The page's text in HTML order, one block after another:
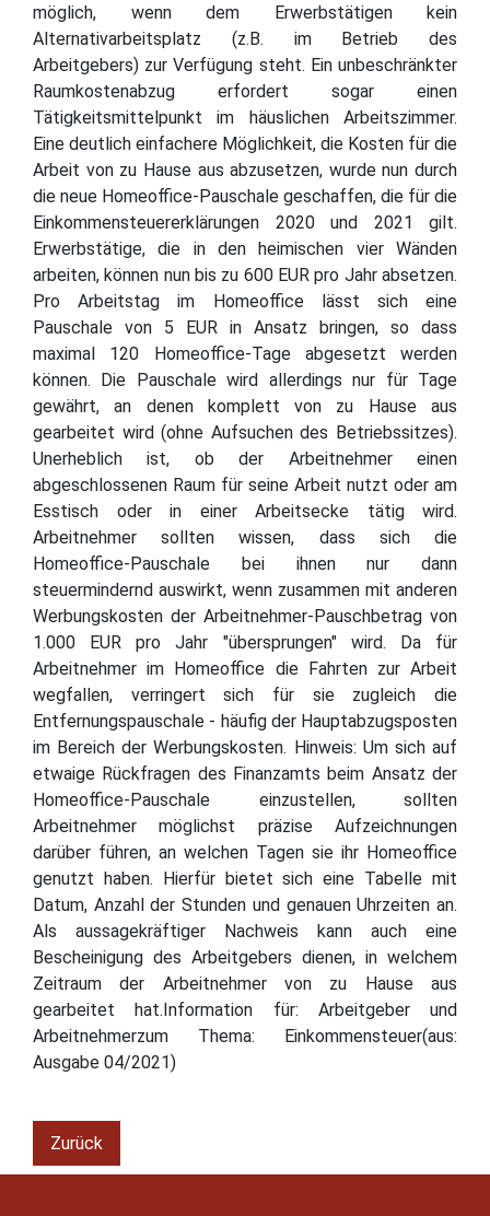
möglich, wenn dem Erwerbstätigen kein
Alternativarbeitsplatz (z.B. im Betrieb des
Arbeitgebers) zur Verfügung steht. Ein unbeschränkter
Raumkostenabzug erfordert sogar einen
Tätigkeitsmittelpunkt im häuslichen Arbeitszimmer.
Eine deutlich einfachere Möglichkeit, die Kosten für die
Arbeit von zu Hause aus abzusetzen, wurde nun durch
die neue Homeoffice-Pauschale geschaffen, die für die
Einkommensteuererklärungen 2020 und 2021 gilt.
Erwerbstätige, die in den heimischen vier Wänden
arbeiten, können nun bis zu 600 EUR pro Jahr absetzen.
Pro Arbeitstag im Homeoffice lässt sich eine
Pauschale von 5 EUR in Ansatz bringen, so dass
maximal 120 Homeoffice-Tage abgesetzt werden
können. Die Pauschale wird allerdings nur für Tage
gewährt, an denen komplett von zu Hause aus
gearbeitet wird (ohne Aufsuchen des Betriebssitzes).
Unerheblich ist, ob der Arbeitnehmer einen
abgeschlossenen Raum für seine Arbeit nutzt oder am
Esstisch oder in einer Arbeitsecke tätig wird.
Arbeitnehmer sollten wissen, dass sich die
Homeoffice-Pauschale bei ihnen nur dann
steuermindernd auswirkt, wenn zusammen mit anderen
Werbungskosten der Arbeitnehmer-Pauschbetrag von
1.000 EUR pro Jahr "übersprungen" wird. Da für
Arbeitnehmer im Homeoffice die Fahrten zur Arbeit
wegfallen, verringert sich für sie zugleich die
Entfernungspauschale - häufig der Hauptabzugsposten
im Bereich der Werbungskosten. Hinweis: Um sich auf
etwaige Rückfragen des Finanzamts beim Ansatz der
Homeoffice-Pauschale einzustellen, sollten
Arbeitnehmer möglichst präzise Aufzeichnungen
darüber führen, an welchen Tagen sie ihr Homeoffice
genutzt haben. Hierfür bietet sich eine Tabelle mit
Datum, Anzahl der Stunden und genauen Uhrzeiten an.
Als aussagekräftiger Nachweis kann auch eine
Bescheinigung des Arbeitgebers dienen, in welchem
Zeitraum der Arbeitnehmer von zu Hause aus
gearbeitet hat.Information für: Arbeitgeber und
Arbeitnehmerzum Thema: Einkommensteuer(aus:
Ausgabe 04/2021)
Zurück